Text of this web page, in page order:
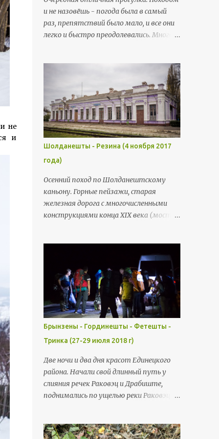
не
и
всех сил старались прийти на КПП
вовремя (никому не хотелось
проверять, что будет, если мы
задержимся и выйдем за рамки
вовремя . В этот раз мы зашли сразу
местом, где сосредоточились все наши
запланированные
достопримечательности. Село
Чобручи. Первое, что мы увидели при
выходе из маршрутки - памятник Лен...
и не назовёшь - погода была в самый
раз, препятствий было мало, и все они
легко и быстро преодолевались. Много
цветы, птицы, косули, дикие кабаны.
Через сёла в этот раз не проходили,
обошлись общими видами. Но зато
завершили маршрут познавательной и
интересной прогулкой по Дубоссарам
(хотя до этой части дошли не все).
Большая часть группы
довольствовалась 17-18 км маршрута,
меньшая часть (включая и меня)
решили продолжить веселье и выжали
обычные средние 25 км. Начальная
точка маршрута - село Гояны.
Добрались мы сюда из Кишинёва двумя
собралось много - 36 человек. Что у нас
вокруг? Указатель, что здесь
начинается заповедник "Ягорлык" и
совхоз-завод Дойбан "Молодая
Гвардия".
Шолданешты - Резина (4 ноября 2017
года)
Осенний поход по Шолданештскому
каньону. Горные пейзажи, старая
железная дорога с многочисленными
конструкциями конца XIX века (мост,
Рыбницы (издалека). Чтобы добраться
пораньше в Шолданешты мне пришлось
просыпаться очень рано. Всю дорогу
накрапывал мелкий дождик, но в
стартовой точке дождя уже не было.
Шолданештский железнодорожный
вокзал - здание, построенное в конце
XIX века. Интересное современное
цветовое решение. Уличная прачечная и
родник под одной крышей.
Облагорожено и украшено. Тихий домик
на окраине Шолданешт. Таких здесь
Чорна. Речка извилистая, с
Брынзены - Гординешты - Фетешты -
Тринка (27-29 июля 2018 г)
Две ночи и два дня красот Единецкого
района. Начали свой длинный путь у
слияния речек Раковэц и Драбиште,
поднимались по ущелью реки Раковэц
Драбиште и шли вдоль неё через